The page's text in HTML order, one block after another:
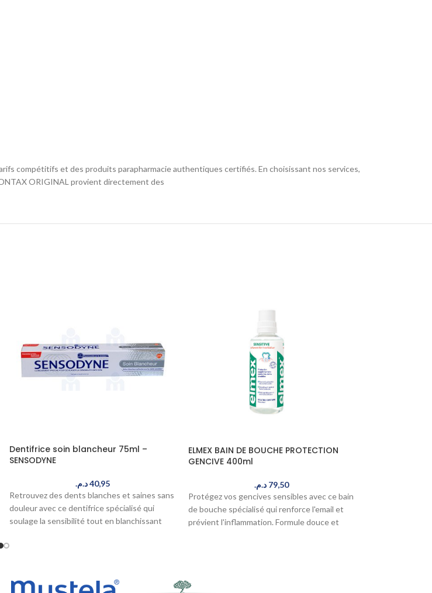
compétitifs et des produits parapharmacie authentiques certifiés. En choisissant nos services,
ORIGINAL provient directement des
Dentifrice soin blancheur 75ml –
SENSODYNE
40,95د.م.
Retrouvez des dents blanches et saines sans
douleur avec ce dentifrice spécialisé qui
soulage la sensibilité tout en blanchissant
ELMEX BAIN DE BOUCHE PROTECTION
GENCIVE 400ml
79,50 د.م.
Protégez vos gencives sensibles avec ce bain
de bouche spécialisé qui renforce l'email et
prévient l'inflammation. Formule douce et